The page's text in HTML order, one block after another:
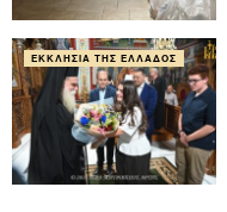
ΕΚΚΛΗΣΊΑ ΤΗΣ ΕΛΛΆΔΟΣ